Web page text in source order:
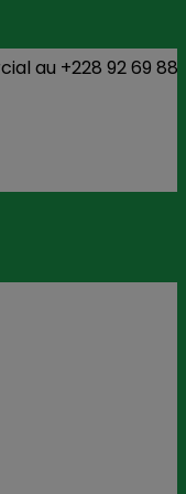
92 69 88 33